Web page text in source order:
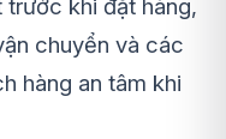
khi đặt hàng,
chuyển và các
hàng an tâm khi